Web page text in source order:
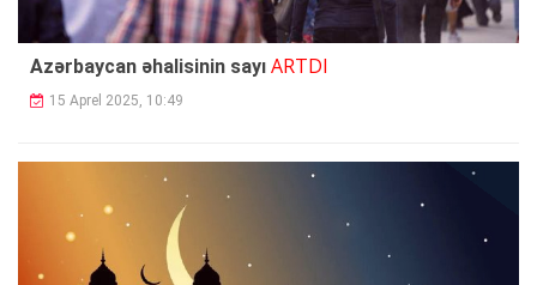
Azərbaycan əhalisinin sayı ARTDI
15 Aprel 2025, 10:49